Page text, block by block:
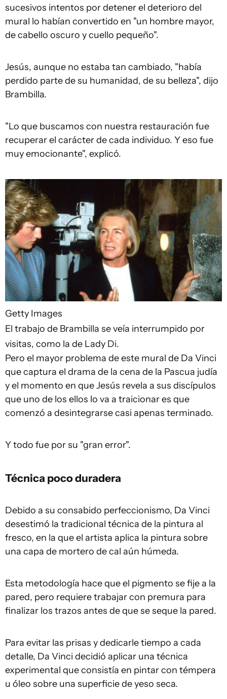
sucesivos intentos por detener el deterioro del
mural lo habían convertido en "un hombre mayor,
de cabello oscuro y cuello pequeño".
Jesús, aunque no estaba tan cambiado, "había
perdido parte de su humanidad, de su belleza", dijo
Brambilla.
"Lo que buscamos con nuestra restauración fue
recuperar el carácter de cada individuo. Y eso fue
muy emocionante", explicó.
Getty Images
El trabajo de Brambilla se veía interrumpido por
visitas, como la de Lady Di.
Pero el mayor problema de este mural de Da Vinci
que captura el drama de la cena de la Pascua judía
y el momento en que Jesús revela a sus discípulos
que uno de los ellos lo va a traicionar es que
comenzó a desintegrarse casi apenas terminado.
Y todo fue por su "gran error".
Técnica poco duradera
Debido a su consabido perfeccionismo, Da Vinci
desestimó la tradicional técnica de la pintura al
fresco, en la que el artista aplica la pintura sobre
una capa de mortero de cal aún húmeda.
Esta metodología hace que el pigmento se fije a la
pared, pero requiere trabajar con premura para
finalizar los trazos antes de que se seque la pared.
Para evitar las prisas y dedicarle tiempo a cada
detalle, Da Vinci decidió aplicar una técnica
experimental que consistía en pintar con témpera
u óleo sobre una superficie de yeso seca.